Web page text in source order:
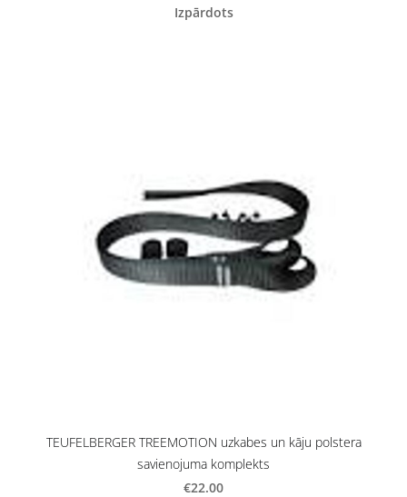
Izpārdots
TEUFELBERGER TREEMOTION uzkabes un kāju polstera
savienojuma komplekts
€22.00